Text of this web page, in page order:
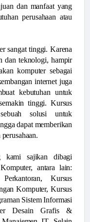
dan manfaat yang
perusahaan atau
sangat tinggi. Karena
dan teknologi, hampir
komputer sebagai
internet juga
kebutuhan untuk
tinggi. Kursus
solusi untuk
dapat memberikan
kami sajikan dibagi
antara lain:
Kursus
Komputer, Kursus
Sistem Informasi
Desain Grafis &